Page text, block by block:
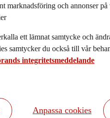
marknadsföring och annonser
ett lämnat samtycke och
samtycker du också till vår
integritetsmeddelande
Anpassa cookies